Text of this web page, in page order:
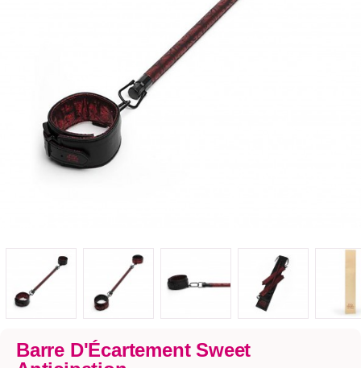
Barre D'Écartement Sweet